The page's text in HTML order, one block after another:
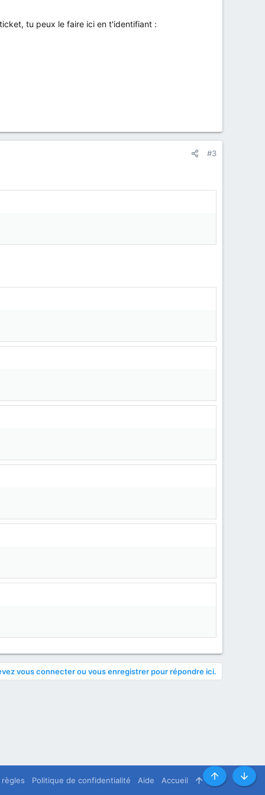
tu peux le faire ici en t'identifiant :
#3
vous connecter ou vous enregistrer pour répondre ici.
Politique de confidentialité Aide Accueil
S
Haut Bas